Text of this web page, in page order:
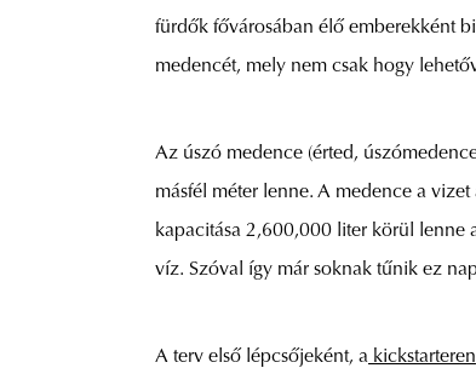
fürdők fővárosában élő emberekként
medencét, mely nem csak hogy
Az úszó medence (érted,
másfél méter lenne. A medence a
kapacitása 2,600,000 liter körül lenne
víz. Szóval így már soknak tűnik ez
A terv első lépcsőjeként, a kickstarteren